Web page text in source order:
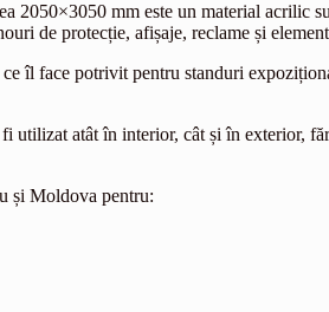
2050×3050 mm este un material
de protecție, afișaje, reclame și
îl face potrivit pentru standuri
atât în interior, cât și în exterior,
și Moldova pentru: